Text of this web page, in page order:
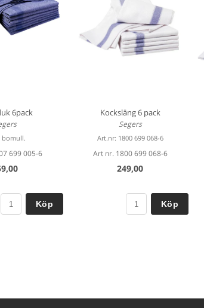
6pack
bomull.
699 005-6
Köp
Kocksläng 6 pack
Segers
Art.nr: 1800 699 068-6
Art nr. 1800 699 068-6
249,00
Köp